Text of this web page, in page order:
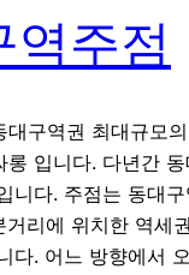
역주점
대구역권 최대규모
롱 입니다. 다년간
니다. 주점는 동대
리에 위치한 역세
다. 어느 방향에서